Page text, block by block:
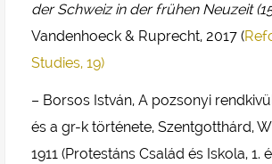
der Schweiz in der frühen Neuzeit
Vandenhoeck & Ruprecht, 2017 (
Studies, 19)
– Borsos István, A pozsonyi
és a gr-k története, Szentgotthárd,
1911 (Protestáns Család és Iskola, 1.